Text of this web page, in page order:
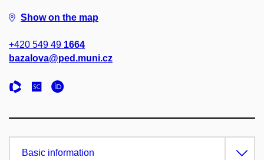
Show on the map
+420 549 49 1664
bazalova@ped.muni.cz
Basic information